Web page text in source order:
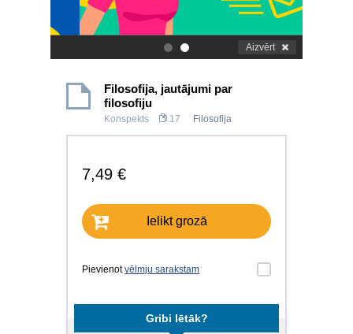
. Aizvērt
Filosofija, jautājumi par
filosofiju
Konspekts 17 Filosofija
7,49 €
Ielikt grozā
Pievienotvēlmju sarakstam
Gribi lētāk?